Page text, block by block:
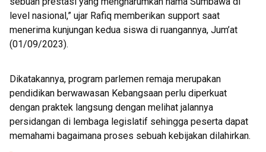
level nasional,” ujar Rafiq memberikan support saat
menerima kunjungan kedua siswa di ruangannya, Jum’at
(01/09/2023).
Dikatakannya, program parlemen remaja merupakan
pendidikan berwawasan Kebangsaan perlu diperkuat
dengan praktek langsung dengan melihat jalannya
persidangan di lembaga legislatif sehingga peserta dapat
memahami bagaimana proses sebuah kebijakan dilahirkan.